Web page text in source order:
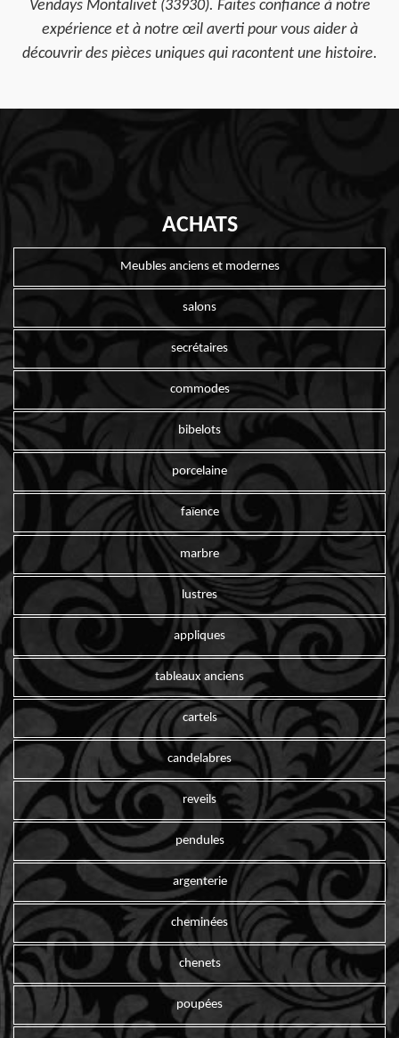
Vendays Montalivet (33930). Faites confiance à notre
expérience et à notre œil averti pour vous aider à
découvrir des pièces uniques qui racontent une histoire.
ACHATS
Meubles anciens et modernes
salons
secrétaires
commodes
bibelots
porcelaine
faïence
marbre
lustres
appliques
tableaux anciens
cartels
candelabres
reveils
pendules
argenterie
cheminées
chenets
poupées